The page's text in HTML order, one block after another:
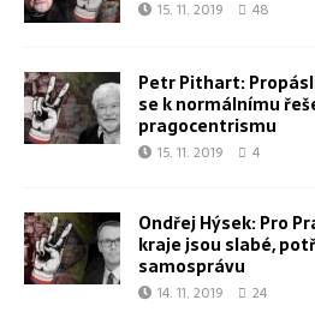
15. 11. 2019 48
Petr Pithart:
se k normálnímu
pragocentrismu
15. 11. 2019 4
Ondřej Hýsek: Pro
kraje jsou slabé,
samosprávu
14. 11. 2019 24